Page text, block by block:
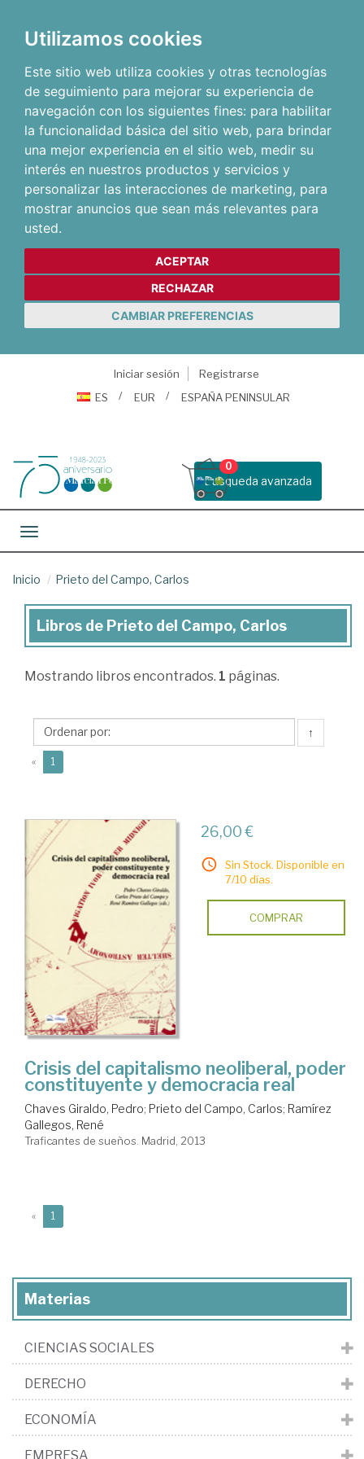
Utilizamos cookies
Este sitio web utiliza cookies y otras tecnologías
de seguimiento para mejorar su experiencia de
navegación con los siguientes fines: para habilitar
la funcionalidad básica del sitio web, para brindar
una mejor experiencia en el sitio web, medir su
interés en nuestros productos y servicios y
personalizar las interacciones de marketing, para
mostrar anuncios que sean más relevantes para
usted.
ACEPTAR
RECHAZAR
CAMBIAR PREFERENCIAS
Iniciar sesión
Registrarse
ES
EUR ESPAÑA PENINSULAR
Busqueda avanzada
0
Toggle navigation
Inicio Prieto del Campo, Carlos
Libros
Prieto
Campo,
Carlos
Libros de Prieto del Campo, Carlos
Mostrando libros encontrados. 1 páginas.
↑
« 1
26,00 €
Sin Stock. Disponible en
7/10 días.
COMPRAR
Crisis del capitalismo neoliberal, poder
constituyente y democracia real
Chaves Giraldo, Pedro; Prieto del Campo, Carlos; Ramírez
Gallegos, René
Traficantes de sueños. Madrid, 2013
« 1
Materias
CIENCIAS SOCIALES
DERECHO
ECONOMÍA
EMPRESA